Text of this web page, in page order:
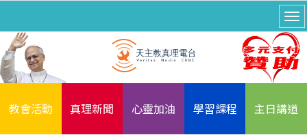
教會活動 真理新聞 心靈加油 學習課程 主日講道